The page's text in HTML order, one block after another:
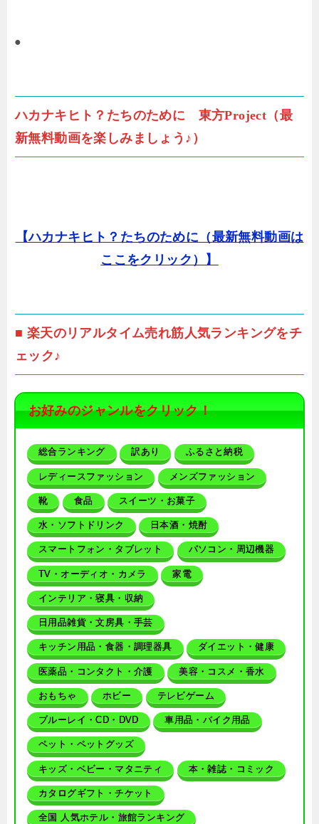
●
ハカナキヒト？たちのために 東方Project（最
新無料動画を楽しみましょう♪）
【ハカナキヒト？たちのために（最新無料動画は
ここをクリック）】
■ 楽天のリアルタイム売れ筋人気ランキングをチ
ェック♪
お好みのジャンルをクリック！
総合ランキング 訳あり ふるさと納税
レディースファッション メンズファッション
靴 食品 スイーツ・お菓子
水・ソフトドリンク 日本酒・焼酎
スマートフォン・タブレット パソコン・周辺機器
TV・オーディオ・カメラ 家電
インテリア・寝具・収納
日用品雑貨・文房具・手芸
キッチン用品・食器・調理器具 ダイエット・健康
医薬品・コンタクト・介護 美容・コスメ・香水
おもちゃ ホビー テレビゲーム
ブルーレイ・CD・DVD 車用品・バイク用品
ペット・ペットグッズ
キッズ・ベビー・マタニティ 本・雑誌・コミック
カタログギフト・チケット
全国 人気ホテル・旅館ランキング